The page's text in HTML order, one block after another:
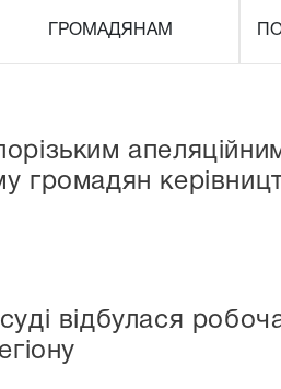
ГРОМАДЯНАМ
громадян
відбулася